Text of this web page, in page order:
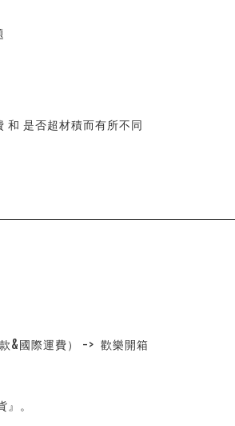
和 是否超材積而有所不同
&國際運費） -> 歡樂開箱
。